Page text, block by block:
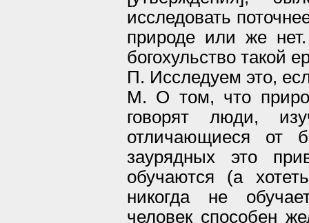
исследовать
природе или же
богохульство такой
П. Исследуем это,
М. О том, что
говорят люди,
отличающиеся от
заурядных это
обучаются (а
никогда не
человек способен